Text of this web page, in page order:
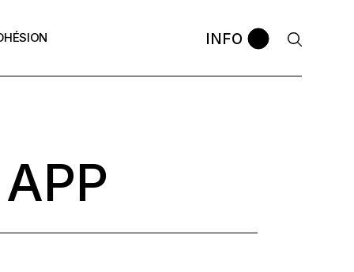
INFO
leLa bourse APP